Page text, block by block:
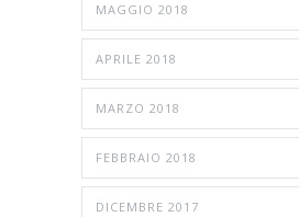
MAGGIO 2018
APRILE 2018
MARZO 2018
FEBBRAIO 2018
DICEMBRE 2017